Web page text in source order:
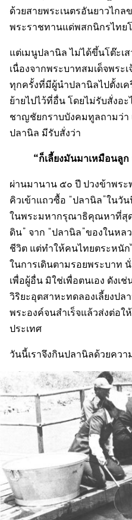
ด้วยสายพระเนตรอันยาวไก
พระราชทานแด่พสกนิกรไทย
แต่เมนูปลานิล ไม่ได้ขึ้นโต๊ะเ
เนื่องจากพระบาทสมเด็จพระ
ทุกครั้งที่มีผู้นำปลานิลไปตั้งเ
ย้ายไปไว้ที่อื่น โดยไม่รับสั่งอ
ชาญชัยกราบบังคมทูลถามว่า
ปลานิล มีรับสั่งว่า
“ก็เลี้ยงมันมาเหมือนลูก
ผ่านมานาน ๕๐ ปี ปวงข้าพร
คิวเข้าแถวซื้อ “ปลานิล”ใน
ในพระมหากรุณาธิคุณหาที่สุด
ดิน” จาก “ปลานิล”ของในหล
ชีวิต แต่ทำให้คนไทยตระหนั
ในการเดินตามรอยพระบาท
เพื่อผู้อื่น มิใช่เพื่อตนเอง ดังเ
วิริยะอุตสาหะทดลองเลี้ยงปล
พระองค์จนสำเร็จแล้วส่งต่อ
ประเทศ
วันนี้เราจึงกินปลานิลด้วยคว